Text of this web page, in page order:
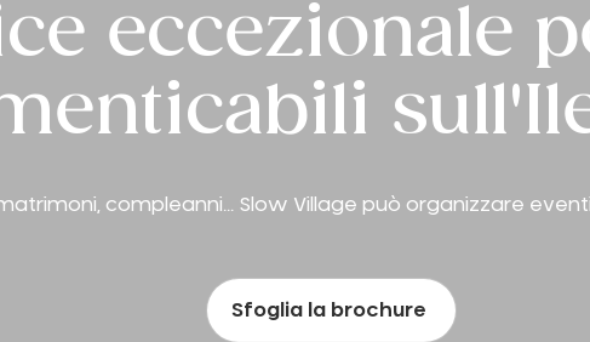
eccezionale
compleanni... Slow Village può organizzare
Sfoglia la brochure